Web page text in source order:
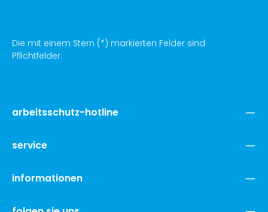
Die mit einem Stern (*) markierten Felder sind
Pflichtfelder.
arbeitsschutz-hotline
service
informationen